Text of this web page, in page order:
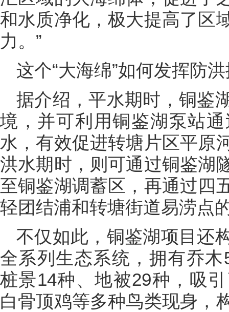
和水质净化，极大提高了区
力。”
这个“大海绵”如何发挥防
据介绍，平水期时，铜鉴
境，并可利用铜鉴湖泵站
水，有效促进转塘片区平原
洪水期时，则可通过铜鉴湖
至铜鉴湖调蓄区，再通过四
轻团结浦和转塘街道易涝点
不仅如此，铜鉴湖项目还
全系列生态系统，拥有乔
桩景14种、地被29种，吸
白骨顶鸡等多种鸟类现身，